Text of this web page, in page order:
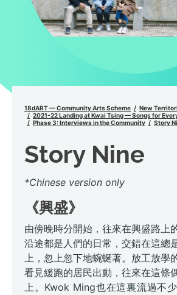
18dART — Community Arts Scheme New
2021-22 Landing at Kwai Tsing — Songs for
Phase 3: Interviews in the Community
Story
Story Nine
*Chinese version only
《興盛》
由傍晚時分開始，往來在興盛路上
沿途都是人們的日常，交錯在這總
上，忽上忽下地蜿蜒著。放工放學
看見緩跑的居民出動，往來在這條
上。Kwok Ming也在這裏流過不